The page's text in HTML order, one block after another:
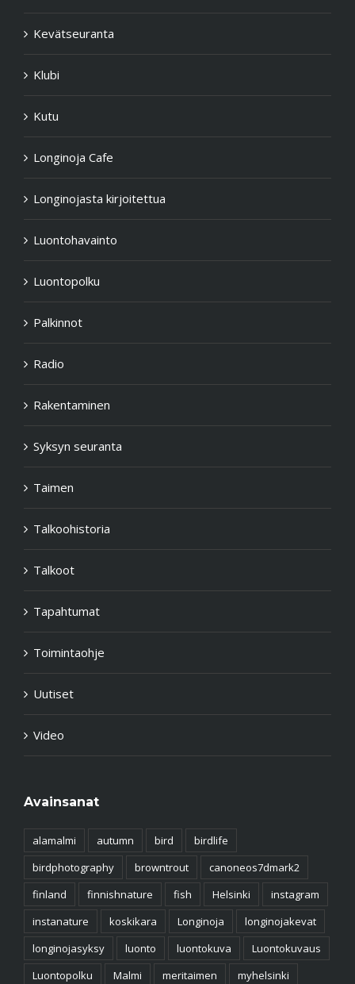
Kevätseuranta
Klubi
Kutu
Longinoja Cafe
Longinojasta kirjoitettua
Luontohavainto
Luontopolku
Palkinnot
Radio
Rakentaminen
Syksyn seuranta
Taimen
Talkoohistoria
Talkoot
Tapahtumat
Toimintaohje
Uutiset
Video
Avainsanat
alamalmi autumn bird
birdlife
birdphotography
browntrout
canoneos7dmark2
finland
finnishnature fish Helsinki
instagram
instanature
koskikara Longinoja
longinojakevat
longinojasyksy
luonto luontokuva
Luontokuvaus
Luontopolku
Malmi meritaimen
myhelsinki